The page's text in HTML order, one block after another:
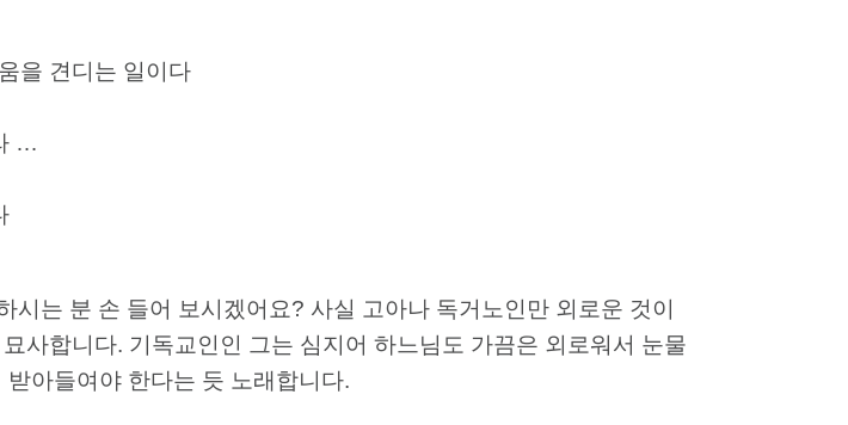
을 견디는 일이다
…
는 분 손 들어 보시겠어요? 사실 고아나 독거노인만 외로운 것이
사합니다. 기독교인인 그는 심지어 하느님도 가끔은 외로워서 눈물
아들여야 한다는 듯 노래합니다.